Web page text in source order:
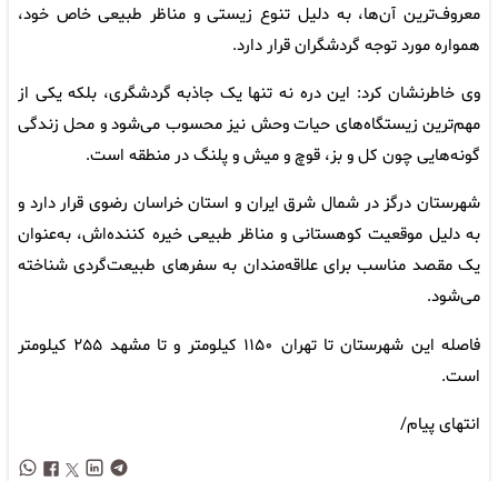
معروف‌ترین آن‌ها، به دلیل تنوع زیستی و مناظر طبیعی خاص خود،
همواره مورد توجه گردشگران قرار دارد.
وی خاطرنشان کرد: این دره نه‌ تنها یک جاذبه گردشگری، بلکه یکی از
مهم‌ترین زیستگاه‌های حیات وحش نیز محسوب می‌شود و محل زندگی
گونه‌هایی چون کل و بز، قوچ و میش و پلنگ در منطقه است.
شهرستان درگز در شمال شرق ایران و استان خراسان رضوی قرار دارد و
به دلیل موقعیت کوهستانی و مناظر طبیعی خیره‌ کننده‌اش، به‌عنوان
یک مقصد مناسب برای علاقه‌مندان به سفرهای طبیعت‌گردی شناخته
می‌شود.
فاصله این شهرستان تا تهران ۱۱۵۰ کیلومتر و تا مشهد ۲۵۵ کیلومتر
است.
انتهای پیام/